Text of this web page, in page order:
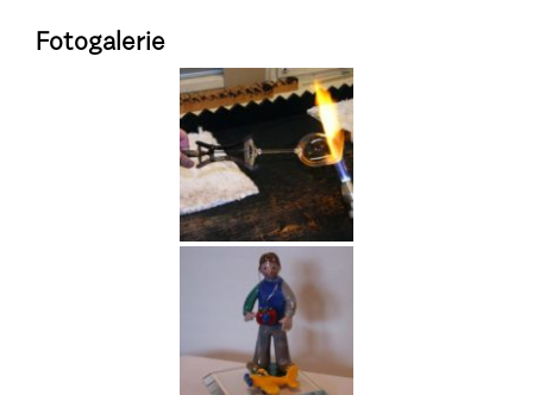
Fotogalerie